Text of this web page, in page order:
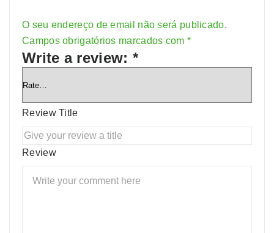
O seu endereço de email não será publicado.
Campos obrigatórios marcados com *
Write a review: *
Review Title
Review
Alternative: